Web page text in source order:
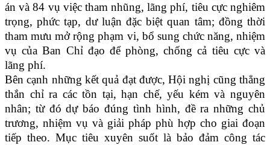
án và 84 vụ việc tham nhũng, lãng phí, tiêu cực nghiêm
trọng, phức tạp, dư luận đặc biệt quan tâm; đồng thời
tham mưu mở rộng phạm vi, bổ sung chức năng, nhiệm
vụ của Ban Chỉ đạo để phòng, chống cả tiêu cực và
lãng phí.
Bên cạnh những kết quả đạt được, Hội nghị cũng thẳng
thắn chỉ ra các tồn tại, hạn chế, yếu kém và nguyên
nhân; từ đó dự báo đúng tình hình, đề ra những chủ
trương, nhiệm vụ và giải pháp phù hợp cho giai đoạn
tiếp theo. Mục tiêu xuyên suốt là bảo đảm công tác